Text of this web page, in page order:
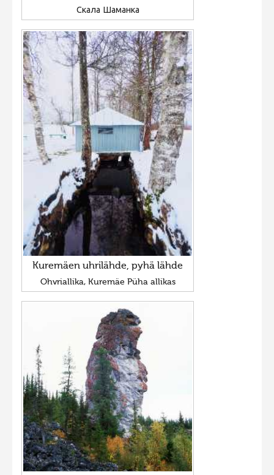
Скала Шаманка
Kuremäen uhrilähde, pyhä lähde
Ohvriallika, Kuremäe Püha allikas